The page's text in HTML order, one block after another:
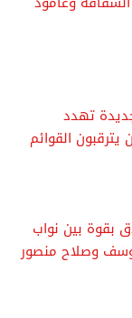
تهدد
يترقبون القوائم
بقوة بين نواب
وصلاح منصور